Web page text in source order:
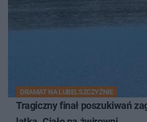
DRAMAT NA LUBELSZCZYŹNIE
Tragiczny finał poszukiwań